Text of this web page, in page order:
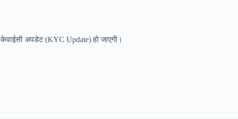
अपडेट (KYC Update) हो जाएगी।